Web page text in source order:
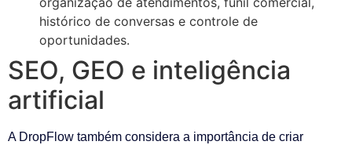
histórico de conversas e controle de
oportunidades.
SEO, GEO e inteligência
artificial
A DropFlow também considera a importância de criar